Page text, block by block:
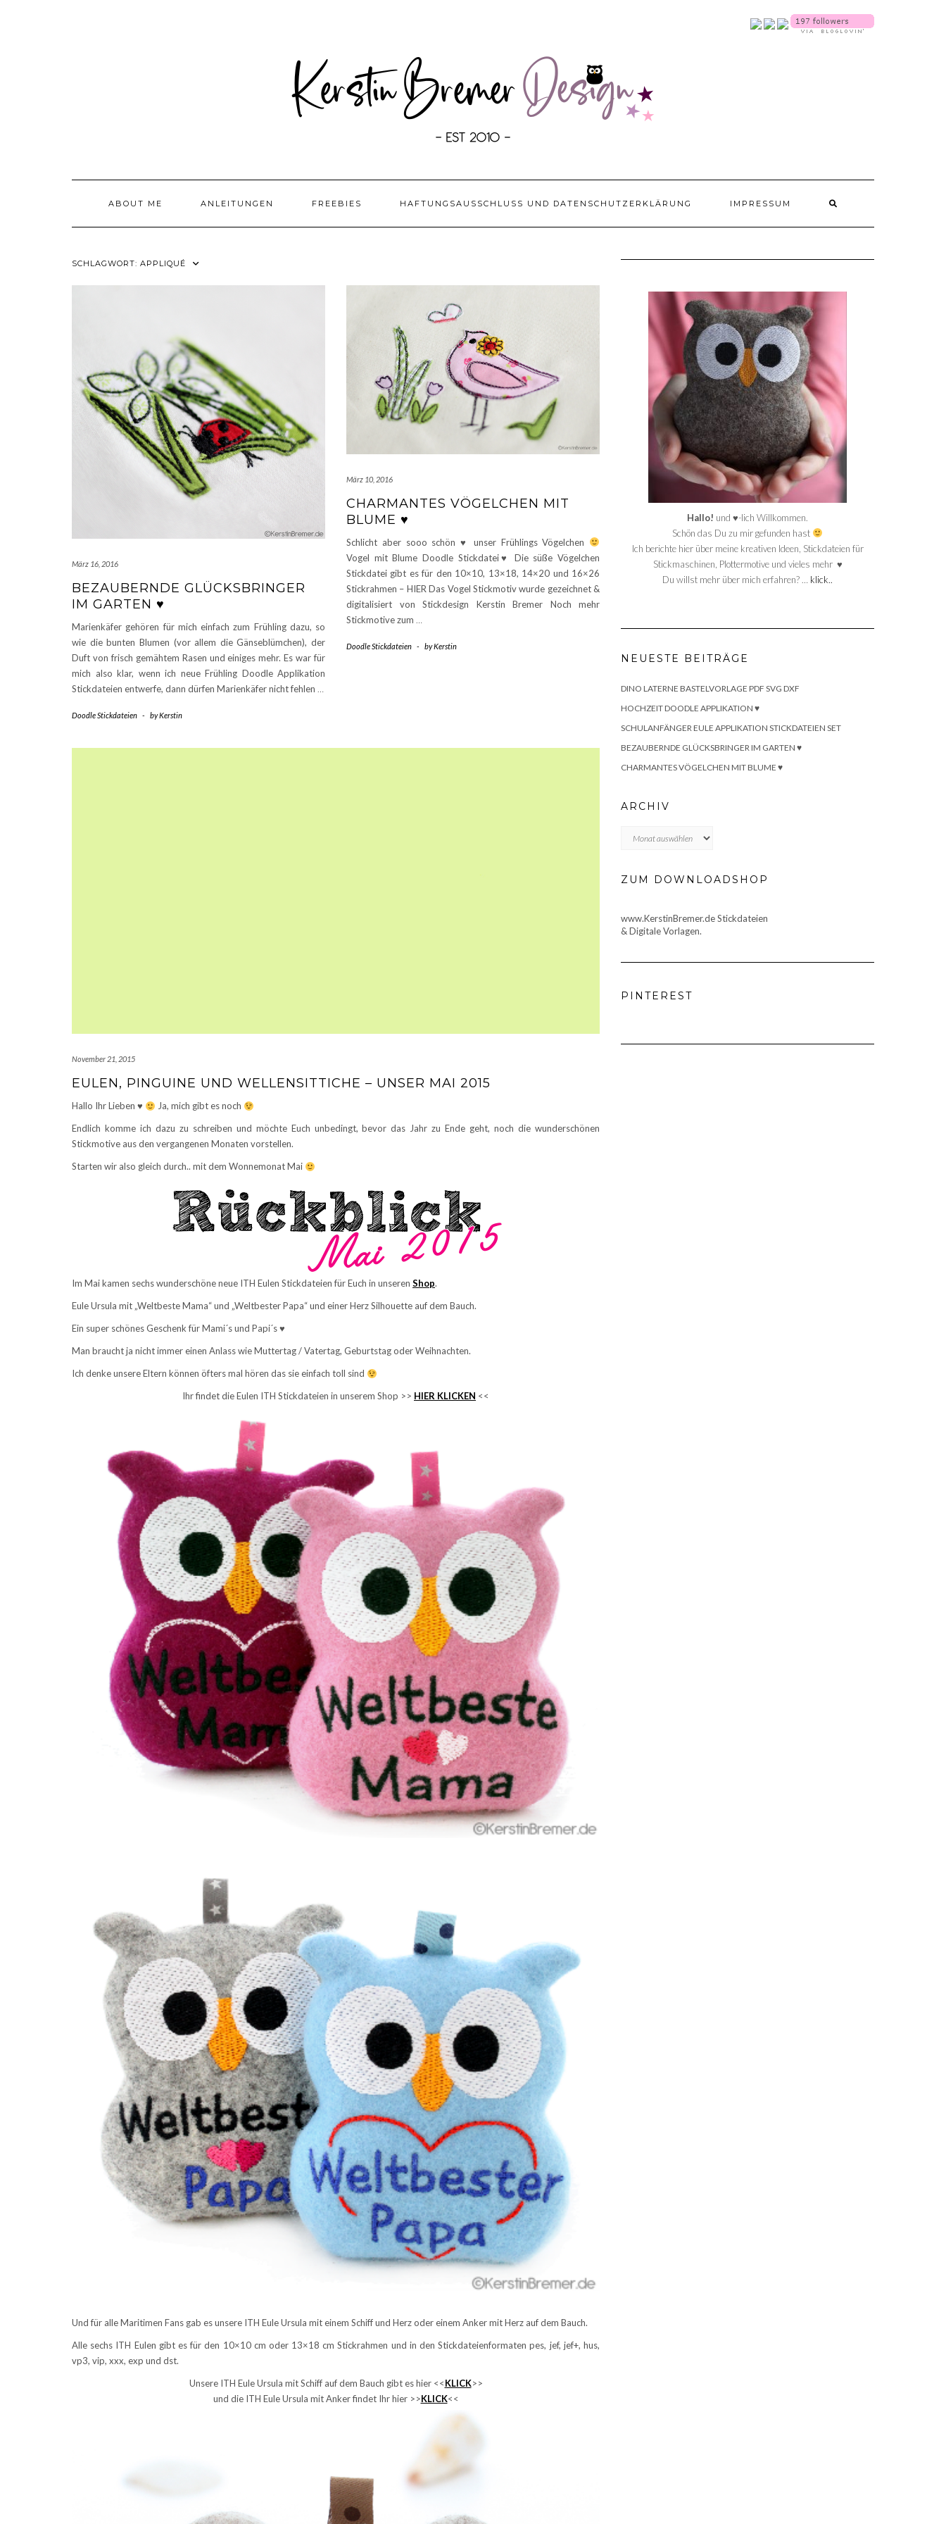
SOCIALMEDIA
ABOUT ME ANLEITUNGEN FREEBIES HAFTUNGSAUSSCHLUSS UND DATENSCHUTZERKLÄRUNG IMPRESSUM
SCHLAGWORT: APPLIQUÉ
März 16, 2016
BEZAUBERNDE GLÜCKSBRINGER
IM GARTEN ♥
Marienkäfer gehören für mich einfach zum Frühling dazu, so
wie die bunten Blumen (vor allem die Gänseblümchen), der
Duft von frisch gemähtem Rasen und einiges mehr. Es war für
mich also klar, wenn ich neue Frühling Doodle Applikation
Stickdateien entwerfe, dann dürfen Marienkäfer nicht fehlen …
Doodle Stickdateien - byKerstin
März 10, 2016
CHARMANTES VÖGELCHEN MIT
BLUME ♥
Schlicht aber sooo schön♥
unser Frühlings Vögelchen
Vogel mit Blume Doodle Stickdatei♥
Die süße Vögelchen
Stickdatei gibt es für den 10×10, 13×18, 14×20 und 16×26
Stickrahmen – HIER Das Vogel Stickmotiv wurde gezeichnet &
digitalisiert von Stickdesign Kerstin Bremer Noch mehr
Stickmotive zum …
Doodle Stickdateien - byKerstin
November 21, 2015
EULEN, PINGUINE UND WELLENSITTICHE – UNSER MAI 2015
Hallo Ihr Lieben ♥
Ja, mich gibt es noch
Endlich komme ich dazu zu schreiben und möchte Euch unbedingt, bevor das Jahr zu Ende geht, noch die wunderschönen
Stickmotive aus den vergangenen Monaten vorstellen.
Starten wir also gleich durch.. mit dem Wonnemonat Mai
Im Mai kamen sechs wunderschöne neue ITH Eulen Stickdateien für Euch in unseren Shop.
Eule Ursula mit „Weltbeste Mama“ und „Weltbester Papa“ und einer Herz Silhouette auf dem Bauch.
Ein super schönes Geschenk für Mami´s und Papi´s ♥
Man braucht ja nicht immer einen Anlass wie Muttertag / Vatertag, Geburtstag oder Weihnachten.
Ich denke unsere Eltern können öfters mal hören das sie einfach toll sind
Ihr findet die Eulen ITH Stickdateien in unserem Shop >> HIER KLICKEN <<
Und für alle Maritimen Fans gab es unsere ITH Eule Ursula mit einem Schiff und Herz oder einem Anker mit Herz auf dem Bauch.
Alle sechs ITH Eulen gibt es für den 10×10 cm oder 13×18 cm Stickrahmen und in den Stickdateienformaten pes, jef, jef+, hus,
vp3, vip, xxx, exp und dst.
Unsere ITH Eule Ursula mit Schiff auf dem Bauch gibt es hier <<KLICK>>
und die ITH Eule Ursula mit Anker findet Ihr hier >>KLICK<<
Hallo! und ♥-lich Willkommen.
Schön das Du zu mir gefunden hast
Ich berichte hier über meine kreativen Ideen, Stickdateien für
Stickmaschinen, Plottermotive und vieles mehr ♥
Du willst mehr über mich erfahren? … klick..
NEUESTE BEITRÄGE
DINO LATERNE BASTELVORLAGE PDF SVG DXF
HOCHZEIT DOODLE APPLIKATION ♥
SCHULANFÄNGER EULE APPLIKATION STICKDATEIEN SET
BEZAUBERNDE GLÜCKSBRINGER IM GARTEN ♥
CHARMANTES VÖGELCHEN MIT BLUME ♥
ARCHIV
ZUM DOWNLOADSHOP
www.KerstinBremer.de Stickdateien
& Digitale Vorlagen.
PINTEREST